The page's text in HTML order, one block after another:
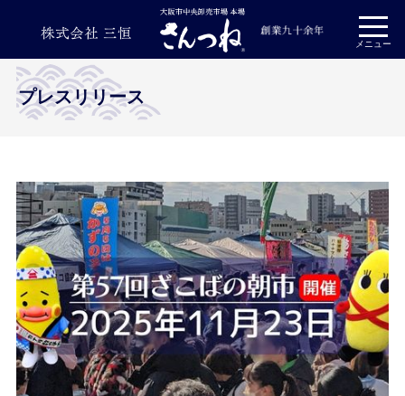
メニュー
プライバシーポリシー
プレスリリース